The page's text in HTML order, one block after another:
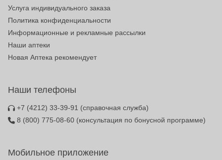
Услуга индивидуального заказа
Политика конфиденциальности
Информационные и рекламные рассылки
Наши аптеки
Новая Аптека рекомендует
Наши телефоны
+7 (4212) 33-39-91 (справочная служба)
8 (800) 775-08-60 (консультация по бонусной программе)
Мобильное приложение